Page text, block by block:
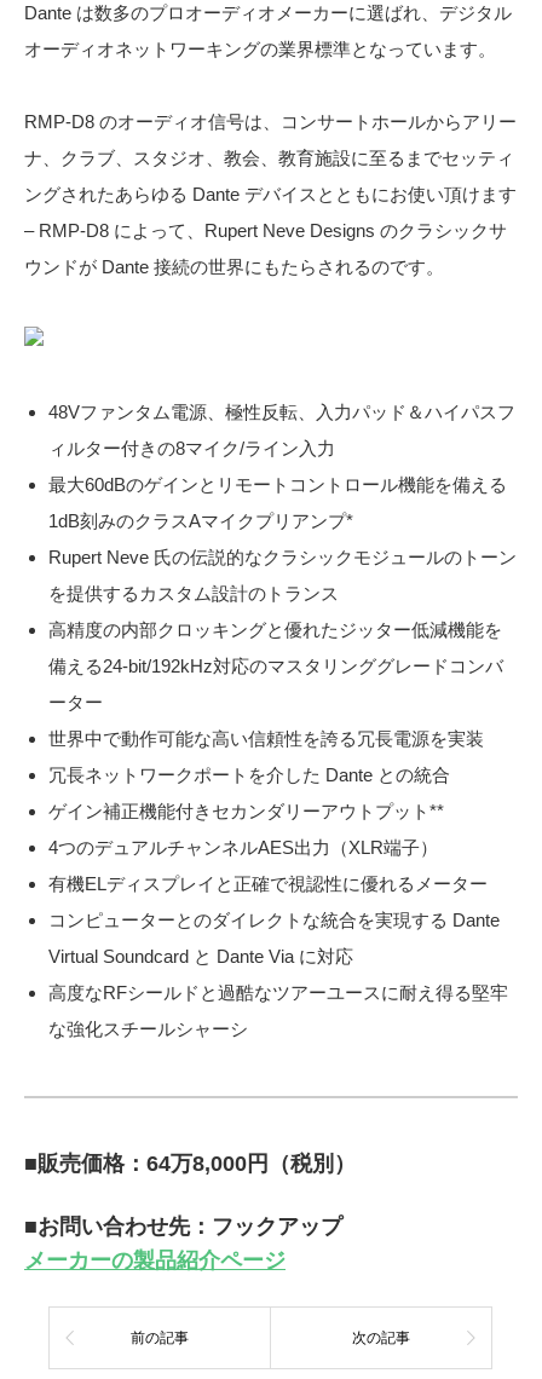
Dante は数多のプロオーディオメーカーに選ばれ、デジタル
オーディオネットワーキングの業界標準となっています。
RMP-D8 のオーディオ信号は、コンサートホールからアリー
ナ、クラブ、スタジオ、教会、教育施設に至るまでセッティ
ングされたあらゆる Dante デバイスとともにお使い頂けます
– RMP-D8 によって、Rupert Neve Designs のクラシックサ
ウンドが Dante 接続の世界にもたらされるのです。
48Vファンタム電源、極性反転、入力パッド＆ハイパスフ
ィルター付きの8マイク/ライン入力
最大60dBのゲインとリモートコントロール機能を備える
1dB刻みのクラスAマイクプリアンプ*
Rupert Neve 氏の伝説的なクラシックモジュールのトーン
を提供するカスタム設計のトランス
高精度の内部クロッキングと優れたジッター低減機能を
備える24-bit/192kHz対応のマスタリンググレードコンバ
ーター
世界中で動作可能な高い信頼性を誇る冗長電源を実装
冗長ネットワークポートを介した Dante との統合
ゲイン補正機能付きセカンダリーアウトプット**
4つのデュアルチャンネルAES出力（XLR端子）
有機ELディスプレイと正確で視認性に優れるメーター
コンピューターとのダイレクトな統合を実現する Dante
Virtual Soundcard と Dante Via に対応
高度なRFシールドと過酷なツアーユースに耐え得る堅牢
な強化スチールシャーシ
■販売価格：64万8,000円（税別）
■お問い合わせ先：フックアップ
メーカーの製品紹介ページ
前の記事 次の記事